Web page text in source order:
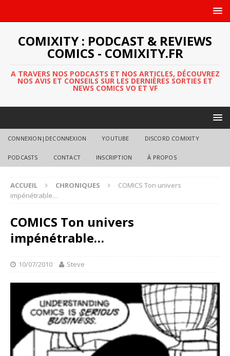
COMIXITY : PODCAST & REVIEWS
COMICS - COMIXITY.FR
A TRAVERS NOS PODCASTS ET NOS ARTICLES, DÉCOUVREZ
NOS AVIS ET CONSEILS SUR LES DERNIÈRES SORTIES ET
NEWS COMICS VO ET VF
CONNEXION|DECONNEXION YOUTUBE DISCORD COMIXITY
PODCASTS CONTACT INSCRIPTION À PROPOS
ACCUEIL CHRONIQUES
COMICS Ton univers
impénétrable…
COMICS Ton univers
impénétrable…
10/07/2010 Steve